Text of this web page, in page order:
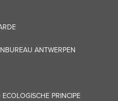
ANTWERPEN
PRINCIPE